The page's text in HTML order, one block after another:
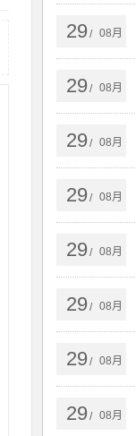
29/ 08月
29/ 08月
29/ 08月
29/ 08月
29/ 08月
29/ 08月
29/ 08月
29/ 08月